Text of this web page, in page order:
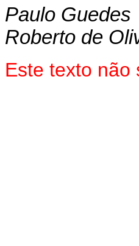
Paulo Guedes
Roberto de
Este texto não